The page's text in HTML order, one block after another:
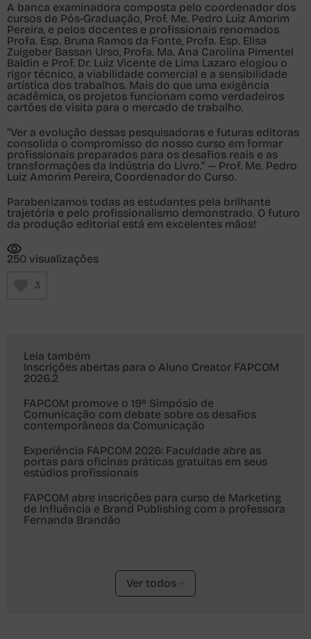
A banca examinadora composta pelo coordenador dos
cursos de Pós-Graduação, Prof. Me. Pedro Luiz Amorim
Pereira, e pelos docentes e profissionais renomados
Profa. Esp. Bruna Ramos da Fonte, Profa. Esp. Elisa
Zuigeber Bassan Urso, Profa. Ma. Ana Carolina Pimentel
Baldin e Prof. Dr. Luiz Vicente de Lima Lazaro elogiou o
rigor técnico, a viabilidade comercial e a sensibilidade
artística dos trabalhos. Mais do que uma exigência
acadêmica, os projetos funcionam como verdadeiros
cartões de visita para o mercado de trabalho.
“Ver a evolução dessas pesquisadoras e futuras editoras
consolida o compromisso do nosso curso em formar
profissionais preparados para os desafios reais e as
transformações da Indústria do Livro.” — Prof. Me. Pedro
Luiz Amorim Pereira, Coordenador do Curso.
Parabenizamos todas as estudantes pela brilhante
trajetória e pelo profissionalismo demonstrado. O futuro
da produção editorial está em excelentes mãos!
250 visualizações
3
Leia também
Inscrições abertas para o Aluno Creator FAPCOM
2026.2
FAPCOM promove o 19º Simpósio de
Comunicação com debate sobre os desafios
contemporâneos da Comunicação
Experiência FAPCOM 2026: Faculdade abre as
portas para oficinas práticas gratuitas em seus
estúdios profissionais
FAPCOM abre inscrições para curso de Marketing
de Influência e Brand Publishing com a professora
Fernanda Brandão
Ver todos